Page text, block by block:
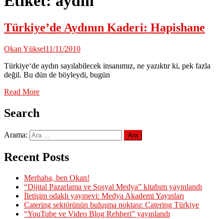
Türkiye’de Aydının Kaderi: Hapishane
Okan Yüksel11/11/2010
Türkiye‘de aydın sayılabilecek insanımız, ne yazıktır ki, pek fazla
değil. Bu dün de böyleydi, bugün
Read More
Search
Arama:
Recent Posts
Merhaba, ben Okan!
“Dijital Pazarlama ve Sosyal Medya” kitabım yayınlandı
İletişim odaklı yayınevi: Medya Akademi Yayınları
Catering sektörünün buluşma noktası: Catering Türkiye
“YouTube ve Video Blog Rehberi” yayınlandı